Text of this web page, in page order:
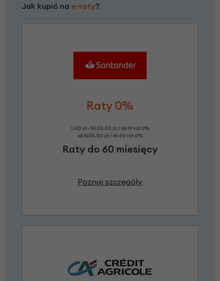
Jak kupić na e-raty?
Raty 0%
1,00 zł - 5000,00 zł / do 10 rat 0%
od 5001,00 zł / do 20 rat 0%
Raty do 60 miesięcy
Poznaj szczegóły